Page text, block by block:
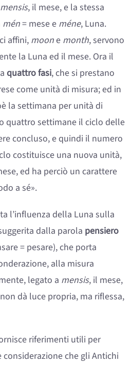
mensis, il mese, e la stessa
mén= mese e méne, Luna.
affini, moone month, servono
la Luna ed il mese. Ora il
quattro fasi, che si prestano
come unità di misura; ed in
la settimana per unità di
quattro settimane il ciclo delle
concluso, e quindi il numero
costituisce una nuova unità,
ed ha perciò un carattere
a sé».
l’influenza della Luna sulla
dalla parola pensiero
= pesare), che porta
alla misura
legato a mensis, il mese,
dà luce propria, ma riflessa,
riferimenti utili per
che gli Antichi